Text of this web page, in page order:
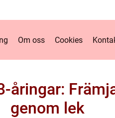
Om oss Cookies
åringar:
genom lek